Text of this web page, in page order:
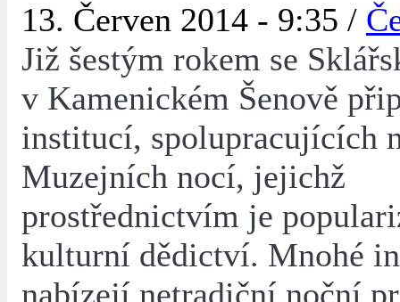
13. Červen 2014 - 9:35 /
Již šestým rokem se
v Kamenickém Šenově
institucí, spolupracujících
Muzejních nocí, jejichž
prostřednictvím je
kulturní dědictví. Mnohé
nabízejí netradiční noční